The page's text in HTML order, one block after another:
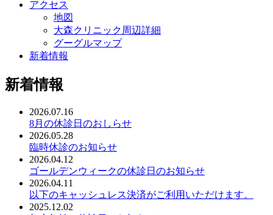
アクセス
地図
大森クリニック周辺詳細
グーグルマップ
新着情報
新着情報
2026.07.16
8月の休診日のおしらせ
2026.05.28
臨時休診のお知らせ
2026.04.12
ゴールデンウィークの休診日のお知らせ
2026.04.11
以下のキャッシュレス決済がご利用いただけます。
2025.12.02